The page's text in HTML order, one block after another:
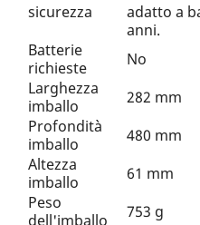
sicurezza
adatto a
anni.
Batterie
richieste
No
Larghezza
imballo
282 mm
Profondità
imballo
480 mm
Altezza
imballo
61 mm
Peso
dell'imballo
753 g